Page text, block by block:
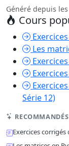
Généré depuis
Cours
Les
Série 12)
Exercices corrigés